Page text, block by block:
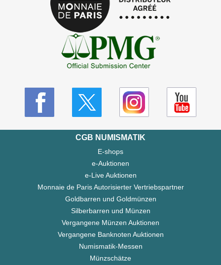
CGB NUMISMATIK
E-shops
e-Auktionen
e-Live Auktionen
Monnaie de Paris Autorisierter Vertriebspartner
Goldbarren und Goldmünzen
Silberbarren und Münzen
Vergangene Münzen Auktionen
Vergangene Banknoten Auktionen
Numismatik-Messen
Münzschätze